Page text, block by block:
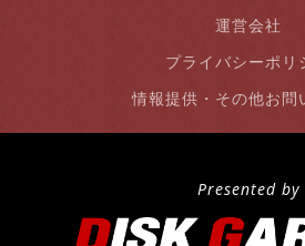
運営会社
プライバシーポリ
情報提供・その他お問
Presented by